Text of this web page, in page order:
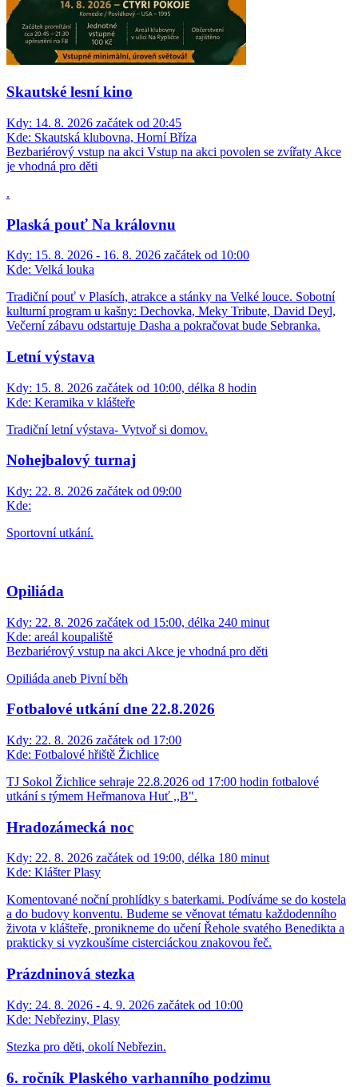
Skautské lesní kino
Kdy: 14. 8. 2026 začátek od 20:45
Kde: Skautská klubovna, Horní Bříza
Bezbariérový vstup na akci Vstup na akci povolen se zvířaty Akce
je vhodná pro děti
.
Plaská pouť Na královnu
Kdy: 15. 8. 2026 - 16. 8. 2026 začátek od 10:00
Kde: Velká louka
Tradiční pouť v Plasích, atrakce a stánky na Velké louce. Sobotní
kulturní program u kašny: Dechovka, Meky Tribute, David Deyl,
Večerní zábavu odstartuje Dasha a pokračovat bude Sebranka.
Letní výstava
Kdy: 15. 8. 2026 začátek od 10:00, délka 8 hodin
Kde: Keramika v klášteře
Tradiční letní výstava- Vytvoř si domov.
Nohejbalový turnaj
Kdy: 22. 8. 2026 začátek od 09:00
Kde:
Sportovní utkání.
Opiliáda
Kdy: 22. 8. 2026 začátek od 15:00, délka 240 minut
Kde: areál koupaliště
Bezbariérový vstup na akci Akce je vhodná pro děti
Opiliáda aneb Pivní běh
Fotbalové utkání dne 22.8.2026
Kdy: 22. 8. 2026 začátek od 17:00
Kde: Fotbalové hřiště Žichlice
TJ Sokol Žichlice sehraje 22.8.2026 od 17:00 hodin fotbalové
utkání s týmem Heřmanova Huť ,,B".
Hradozámecká noc
Kdy: 22. 8. 2026 začátek od 19:00, délka 180 minut
Kde: Klášter Plasy
Komentované noční prohlídky s baterkami. Podíváme se do kostela
a do budovy konventu. Budeme se věnovat tématu každodenního
života v klášteře, pronikneme do učení Řehole svatého Benedikta a
prakticky si vyzkoušíme cisterciáckou znakovou řeč.
Prázdninová stezka
Kdy: 24. 8. 2026 - 4. 9. 2026 začátek od 10:00
Kde: Nebřeziny, Plasy
Stezka pro děti, okolí Nebřezin.
6. ročník Plaského varhanního podzimu